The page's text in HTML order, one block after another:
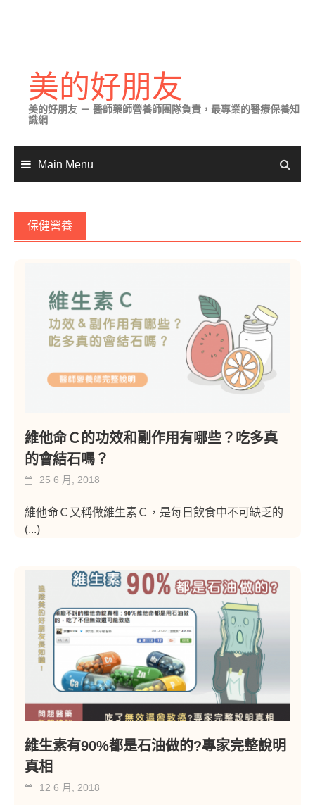
content美的好朋友
美的好朋友 － 醫師藥師營養師團隊負責，最專業的醫療保養知
識網
Main Menu
保健營養
維他命Ｃ的功效和副作用有哪些？吃多真
的會結石嗎？
25 6 月, 2018
維他命Ｃ又稱做維生素Ｃ，是每日飲食中不可缺乏的
(...)
維生素有90%都是石油做的?專家完整說明
真相
12 6 月, 2018